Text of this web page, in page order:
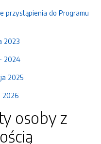
przystąpienia do Programu
2023
2024
2025
2026
osoby z